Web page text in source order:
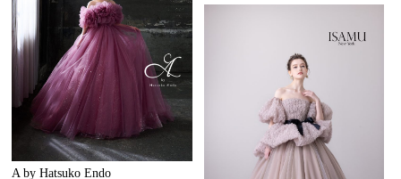
A by Hatsuko Endo